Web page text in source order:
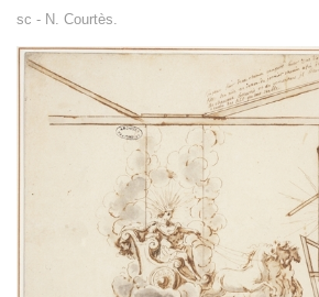
sc - N. Courtès.